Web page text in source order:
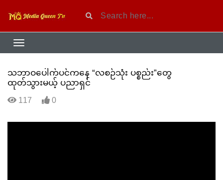
သဘာဝပေါက်ပင်ကနေ “လစဉ်သုံး ပစ္စည်း‌”တွေ
ထုတ်သွားမယ့် ပညာရှင်
117 0